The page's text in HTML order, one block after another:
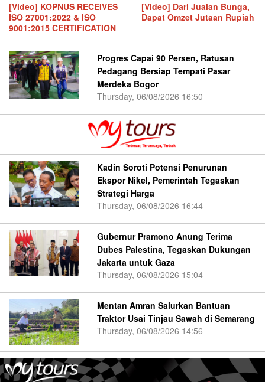
[Video] KOPNUS RECEIVES
ISO 27001:2022 & ISO
9001:2015 CERTIFICATION
[Video] Dari Jualan Bunga,
Dapat Omzet Jutaan Rupiah
Progres Capai 90 Persen, Ratusan
Pedagang Bersiap Tempati Pasar
Merdeka Bogor
Thursday, 06/08/2026 16:50
Kadin Soroti Potensi Penurunan
Ekspor Nikel, Pemerintah Tegaskan
Strategi Harga
Thursday, 06/08/2026 16:44
Gubernur Pramono Anung Terima
Dubes Palestina, Tegaskan Dukungan
Jakarta untuk Gaza
Thursday, 06/08/2026 15:04
Mentan Amran Salurkan Bantuan
Traktor Usai Tinjau Sawah di Semarang
Thursday, 06/08/2026 14:56